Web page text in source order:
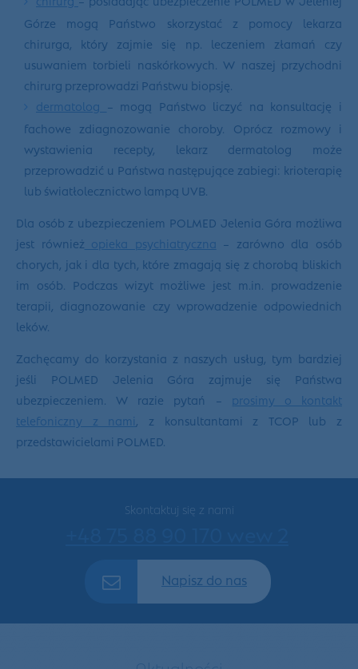
Górze mogą Państwo skorzystać z pomocy lekarza
chirurga, który zajmie się np. leczeniem złamań czy
usuwaniem torbieli naskórkowych. W naszej przychodni
chirurg przeprowadzi Państwu biopsję.
dermatolog – mogą Państwo liczyć na konsultację i
fachowe zdiagnozowanie choroby. Oprócz rozmowy i
wystawienia recepty, lekarz dermatolog może
przeprowadzić u Państwa następujące zabiegi: krioterapię
lub światłolecznictwo lampą UVB.
Dla osób z ubezpieczeniem POLMED Jelenia Góra możliwa
jest również opieka psychiatryczna – zarówno dla osób
chorych, jak i dla tych, które zmagają się z chorobą bliskich
im osób. Podczas wizyt możliwe jest m.in. prowadzenie
terapii, diagnozowanie czy wprowadzenie odpowiednich
leków.
Zachęcamy do korzystania z naszych usług, tym bardziej
jeśli POLMED Jelenia Góra zajmuje się Państwa
ubezpieczeniem. W razie pytań – prosimy o kontakt
telefoniczny z nami
, z konsultantami z TCOP lub z
przedstawicielami POLMED.
Skontaktuj się z nami
Napisz do nas